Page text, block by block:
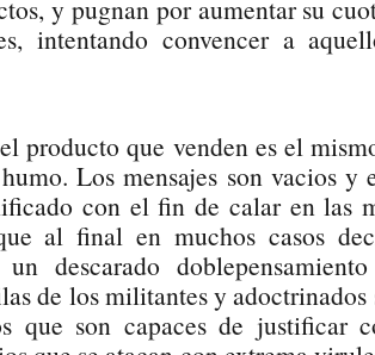
y pugnan por aumentar su
intentando convencer a
producto que venden es el
Los mensajes son vacios y
con el fin de calar en las
al final en muchos casos
descarado
de los militantes y
que son capaces de justificar